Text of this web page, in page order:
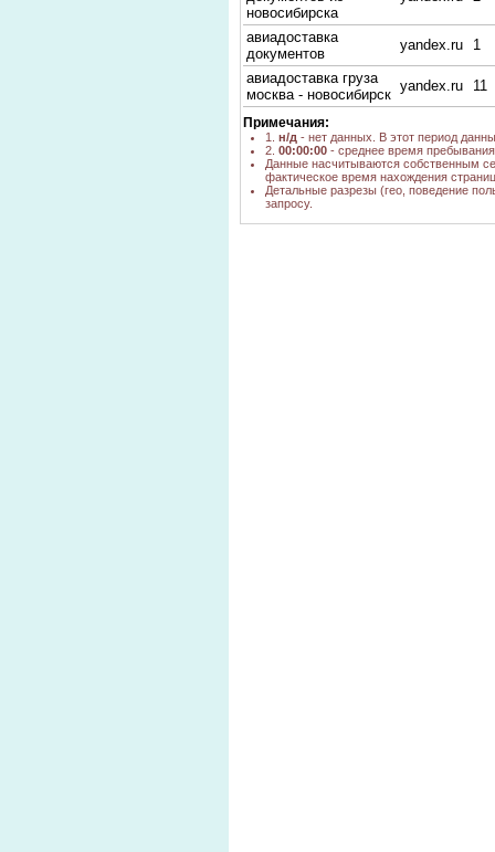
новосибирска
авиадоставка
документов
yandex.ru
1
авиадоставка груза
москва - новосибирск
yandex.ru 11
Примечания:
1. н/д - нет данных. В этот период
2. 00:00:00 - среднее время
Данные насчитываются собственным
фактическое время нахождения
Детальные разрезы (гео, поведение
запросу.